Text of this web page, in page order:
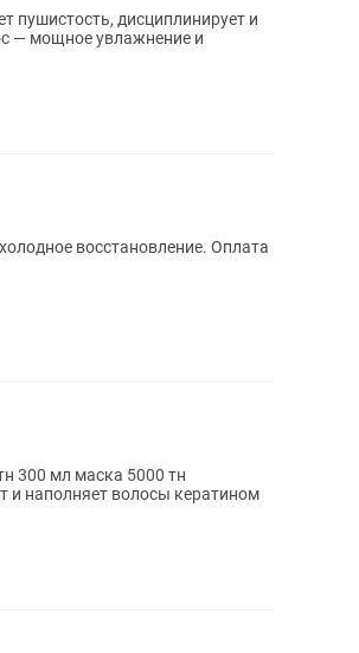
пушистость, дисциплинирует и
восстановление. Оплата
и наполняет волосы кератином